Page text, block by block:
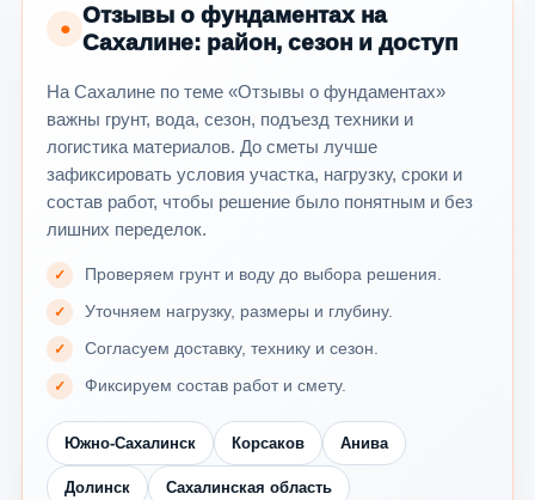
●
Отзывы о фундаментах на
Сахалине: район, сезон и доступ
На Сахалине по теме «Отзывы о фундаментах»
важны грунт, вода, сезон, подъезд техники и
логистика материалов. До сметы лучше
зафиксировать условия участка, нагрузку, сроки и
состав работ, чтобы решение было понятным и без
лишних переделок.
Проверяем грунт и воду до выбора решения.
Уточняем нагрузку, размеры и глубину.
Согласуем доставку, технику и сезон.
Фиксируем состав работ и смету.
Южно-Сахалинск Корсаков Анива
Долинск Сахалинская область